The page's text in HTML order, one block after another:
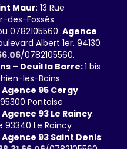
Maur: 13 Rue
des-Fossés
0782105560. Agence
Albert 1er. 94130
/0782105560.
– Deuil la Barre:1 bis
les-Bains
Agence 95 Cergy
Pontoise
Agence 93 Le Raincy:
93340 Le Raincy
Agence 93 Saint Denis: